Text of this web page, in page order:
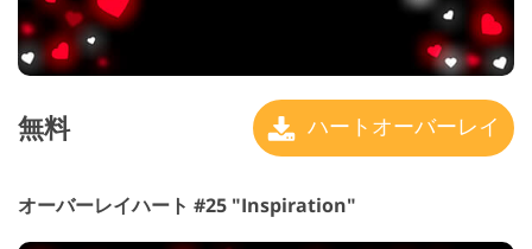
無料 ハートオーバーレイ
オーバーレイハート #25 "Inspiration"